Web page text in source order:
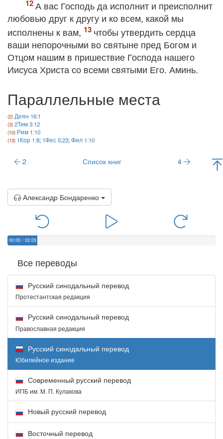
А вас Господь да исполнит и преисполнит
любовью друг к другу и ко всем, какой мы
исполнены к вам,
чтобы утвердить сердца
ваши непорочными во святыне пред Богом и
Отцом нашим в пришествие Господа нашего
Иисуса Христа со всеми святыми Его. Аминь.
Параллельные места
Деян 16:1
2Тим 3:12
Рим 1:10
1Кор 1:8; 1Фес 5:23;Фил 1:10
2 Список книг 4
Александр Бондаренко
00:00 / 02:05
Все переводы
Русский синодальный перевод
Протестантская редакция
Русский синодальный перевод
Православная редакция
Русский синодальный перевод
Юбилейное издание
Современный русский перевод
ИПБ им. М. П. Кулакова
Новый русский перевод
Восточный перевод